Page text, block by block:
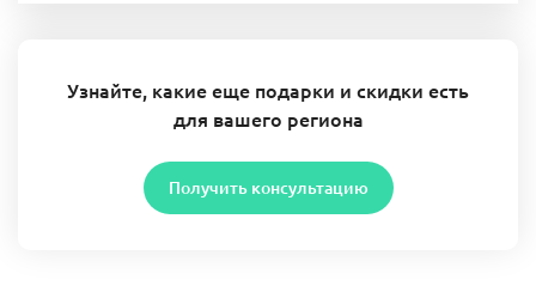
Узнайте, какие еще подарки и скидки есть
для вашего региона
Получить консультацию